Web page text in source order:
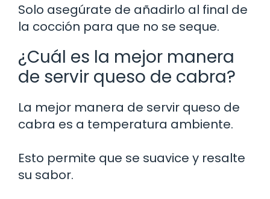
Solo asegúrate de añadirlo al final de
la cocción para que no se seque.
¿Cuál es la mejor manera
de servir queso de cabra?
La mejor manera de servir queso de
cabra es a temperatura ambiente.
Esto permite que se suavice y resalte
su sabor.